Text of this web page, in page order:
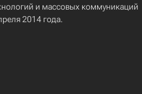
и массовых коммуникаций
2014 года.